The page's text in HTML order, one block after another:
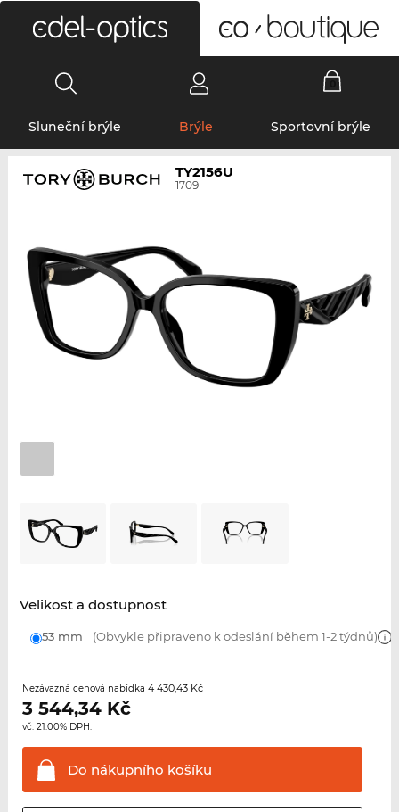
Sluneční brýle Brýle Sportovní brýle
TY2156U
1709
Velikost a dostupnost
53 mm (Obvykle připraveno k odeslání během 1-2 týdnů)
Nezávazná cenová nabídka 4 430,43 Kč
3 544,34Kč
vč. 21.00% DPH.
Do nákupního košíku